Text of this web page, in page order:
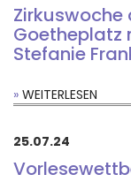
Zirkuswoche
Goetheplatz
Stefanie
WEITERLESEN
25.07.24